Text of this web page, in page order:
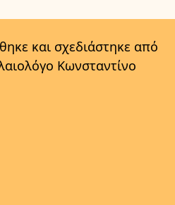
και σχεδιάστηκε από
Κωνσταντίνο